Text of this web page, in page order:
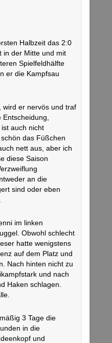
Halbzeit das 2:0
in der Mitte und mit
Spielfeldhälfte
er die Kampfsau
wird er nervös und traf
auch nicht
das Füßchen
nett aus, aber ich
diese Saison
an die
sind oder eben
im linken
Obwohl schlecht
hatte wenigstens
auf dem Platz und
Nach hinten nicht zu
und nach
Haken schlagen.
3 Tage die
in die
und